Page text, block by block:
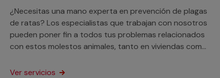
¿Necesitas una mano experta en prevención de plagas
de ratas? Los especialistas que trabajan con nosotros
pueden poner fin a todos tus problemas relacionados
con estos molestos animales, tanto en viviendas como
Ver servicios